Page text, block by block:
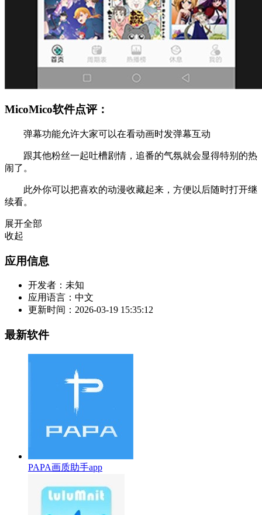
MicoMico软件点评：
弹幕功能允许大家可以在看动画时发弹幕互动
跟其他粉丝一起吐槽剧情，追番的气氛就会显得特别的热
闹了。
此外你可以把喜欢的动漫收藏起来，方便以后随时打开继
续看。
展开全部
收起
应用信息
开发者： 未知
应用语言： 中文
更新时间： 2026-03-19 15:35:12
最新软件
PAPA画质助手app